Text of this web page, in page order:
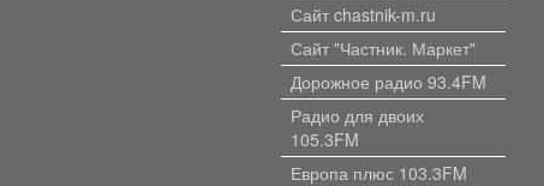
Сайт chastnik-m.ru
Сайт "Частник. Маркет"
Дорожное радио 93.4FM
Радио для двоих
105.3FM
Европа плюс 103.3FM